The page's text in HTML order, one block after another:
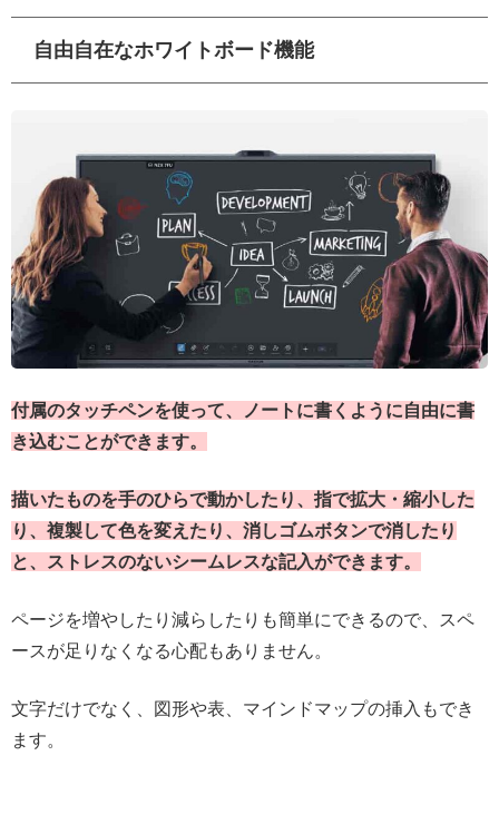
自由自在なホワイトボード機能
付属のタッチペンを使って、ノートに書くように自由に書
き込むことができます。
描いたものを手のひらで動かしたり、指で拡大・縮小した
り、複製して色を変えたり、消しゴムボタンで消したり
と、ストレスのないシームレスな記入ができます。
ページを増やしたり減らしたりも簡単にできるので、スペ
ースが足りなくなる心配もありません。
文字だけでなく、図形や表、マインドマップの挿入もでき
ます。